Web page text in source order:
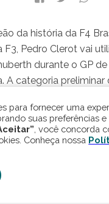
da história da F4
F3, Pedro Clerot vai
durante o GP
A categoria preliminar
ao maior vencedor
Ayrton Senna, que
(1987, 1989, 1990,
para fornecer uma
suas preferências e
, você concorda
Conheça nossa